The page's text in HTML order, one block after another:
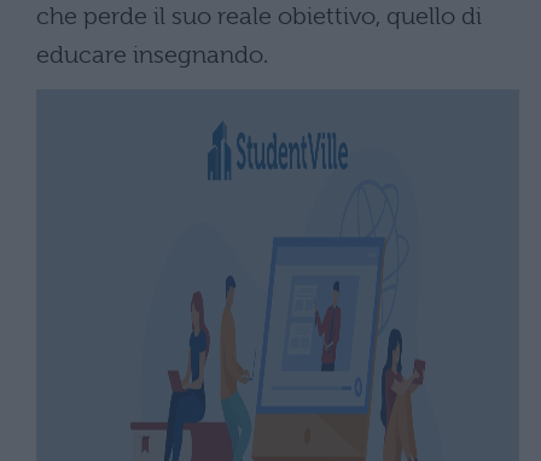
che perde il suo reale obiettivo, quello di
educare insegnando.